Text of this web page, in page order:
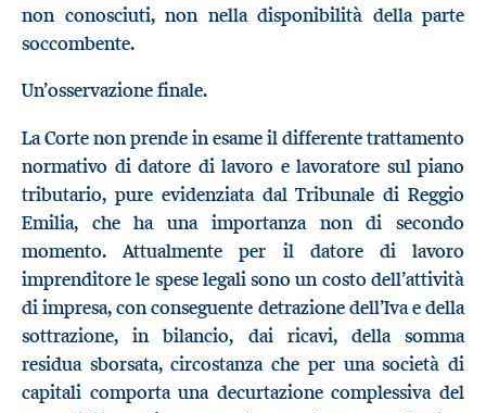
non conosciuti, non nella disponibilità della parte
soccombente.
Un’osservazione finale.
La Corte non prende in esame il differente trattamento
normativo di datore di lavoro e lavoratore sul piano
tributario, pure evidenziata dal Tribunale di Reggio
Emilia, che ha una importanza non di secondo
momento. Attualmente per il datore di lavoro
imprenditore le spese legali sono un costo dell’attività
di impresa, con conseguente detrazione dell’Iva e della
sottrazione, in bilancio, dai ricavi, della somma
residua sborsata, circostanza che per una società di
capitali comporta una decurtazione complessiva del